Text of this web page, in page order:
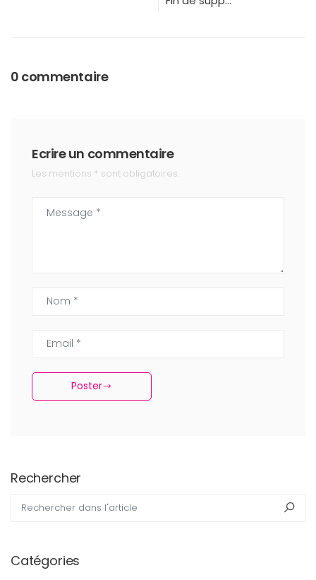
0 commentaire
Ecrire un commentaire
Les mentions * sont obligatoires.
Message *
Nom *
Email *
Poster
Rechercher
Rechercher dans l'article
Catégories